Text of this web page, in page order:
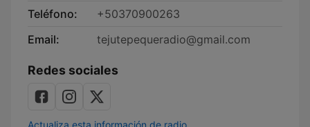
Teléfono:
+50370900263
Email:
tejutepequeradio@gmail.com
Redes sociales
Actualiza esta información de radio